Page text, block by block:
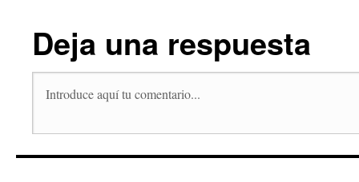
Deja una respuesta